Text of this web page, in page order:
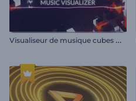
V
isualiseur de musique cubes mosaïques